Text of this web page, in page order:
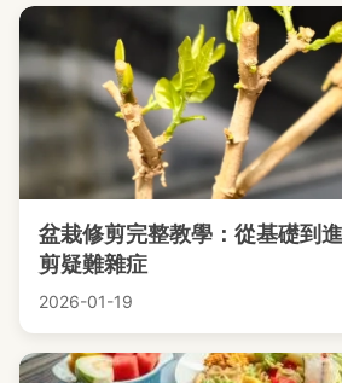
盆栽修剪完整教學：從基礎到
剪疑難雜症
2026-01-19